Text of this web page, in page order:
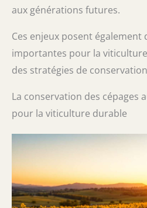
aux générations futures.
Ces enjeux posent également
importantes pour la
des stratégies de
La conservation des cépages
pour la viticulture durable